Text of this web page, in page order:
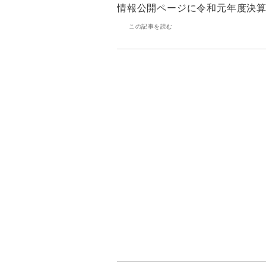
情報公開ページに令和元年度決
この記事を読む